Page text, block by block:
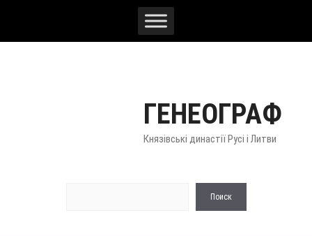
ГЕНЕОГРАФ
Князівські династії Русі і Литви
Поиск